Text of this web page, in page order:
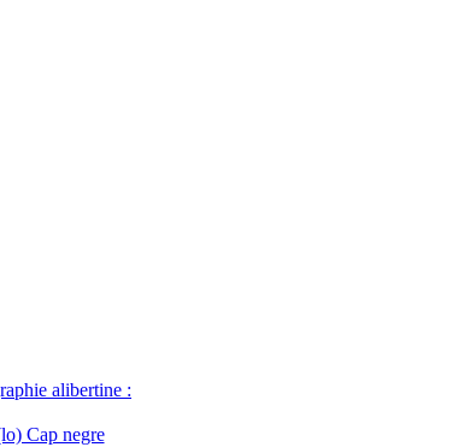
alibertine :
Cap negre